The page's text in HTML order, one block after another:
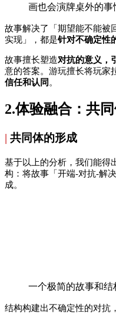
画也会演牌桌外的事
故事解决了「期望能不能被
实现」，都是针对不确定性
故事擅长塑造对抗的意义，
意的答案。游玩擅长将玩家
信任和认同 。
2.体验融合：共
| 共同体的形成
基于以上的分析，我们能得
构：将故事「开端-对抗-解
成。
一个极简的故事和结
结构构建出不确定性的对抗